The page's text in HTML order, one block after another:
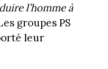
l’homme à
groupes PS
leur